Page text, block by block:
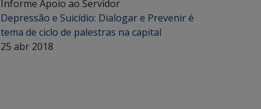
Informe Apoio ao Servidor
Depressão e Suicídio: Dialogar e Prevenir é
tema de ciclo de palestras na capital
25 abr 2018